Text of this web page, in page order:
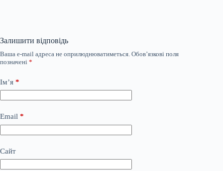
Залишити відповідь
Ваша e-mail адреса не оприлюднюватиметься. Обов’язкові поля
позначені *
Ім’я *
Email *
Сайт